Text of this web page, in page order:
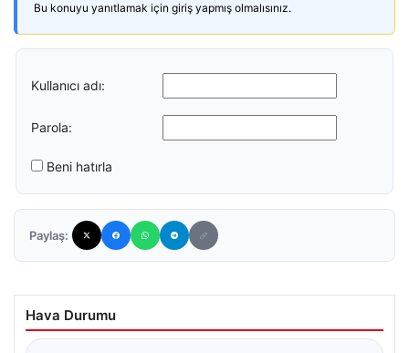
Bu konuyu yanıtlamak için giriş yapmış olmalısınız.
Kullanıcı adı:
Parola:
Beni hatırla
Paylaş:
Hava Durumu